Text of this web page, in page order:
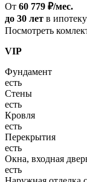
От 60 779 ₽/мес.
до 30 лет в ипотеку
Посмотреть
VIP
Фундамент
есть
Стены
есть
Кровля
есть
Перекрытия
есть
Окна, входная
есть